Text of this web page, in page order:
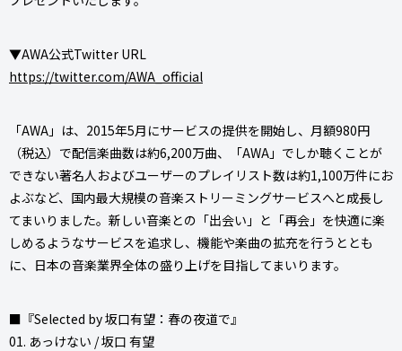
▼AWA公式Twitter URL
https://twitter.com/AWA_official
「AWA」は、2015年5月にサービスの提供を開始し、月額980円
（税込）で配信楽曲数は約6,200万曲、「AWA」でしか聴くことが
できない著名人およびユーザーのプレイリスト数は約1,100万件にお
よぶなど、国内最大規模の音楽ストリーミングサービスへと成長し
てまいりました。新しい音楽との「出会い」と「再会」を快適に楽
しめるようなサービスを追求し、機能や楽曲の拡充を行うととも
に、日本の音楽業界全体の盛り上げを目指してまいります。
■『Selected by 坂口有望：春の夜道で』
01. あっけない / 坂口 有望